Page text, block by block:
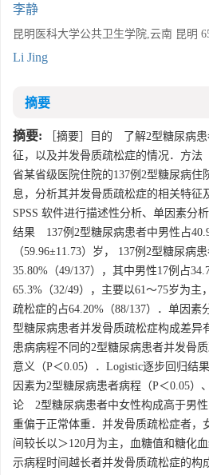
李静
昆明医科大学公共卫生学院,云南 昆明
Li Jing
摘要
摘要: ［摘要］目的 了解2型糖尿病
征，以及并发骨质疏松症的情况．方
省某省级医院住院的137例2型糖尿病住
息，分析其并发骨质疏松症的相关特征
SPSS 软件进行描述性分析、单因素分
结果 137例2型糖尿病患者中男性占
（59.96±11.73）岁， 137例2型糖尿病
35.80%（49/137），其中男性17例占
65.3%（32/49），主要以61～75岁为主
疏松症的占64.20%（88/137）．单因素
型糖尿病患者并发骨质疏松症构成差异
患病病程不同的2型糖尿病患者并发骨
意义（P＜0.05）．Logistic逐步回归结
因素为2型糖尿病患者病程（P＜0.05）
论 2型糖尿病患者中女性构成高于男性
重偏于正常体重．并发骨质疏松症者，
间较长以＞120月为主，血糖值和糖化
示病程时间越长者并发骨质疏松症的构